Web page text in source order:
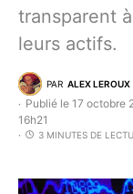
transparent
leurs actifs.
PAR ALEX LEROUX
Publié le 17 octobre
16h21
3 MINUTES DE